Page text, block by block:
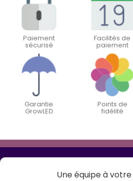
Paiement
sécurisé
Facilités de
paiement
Garantie
GrowLED
Points de
fidélité
Une équipe à